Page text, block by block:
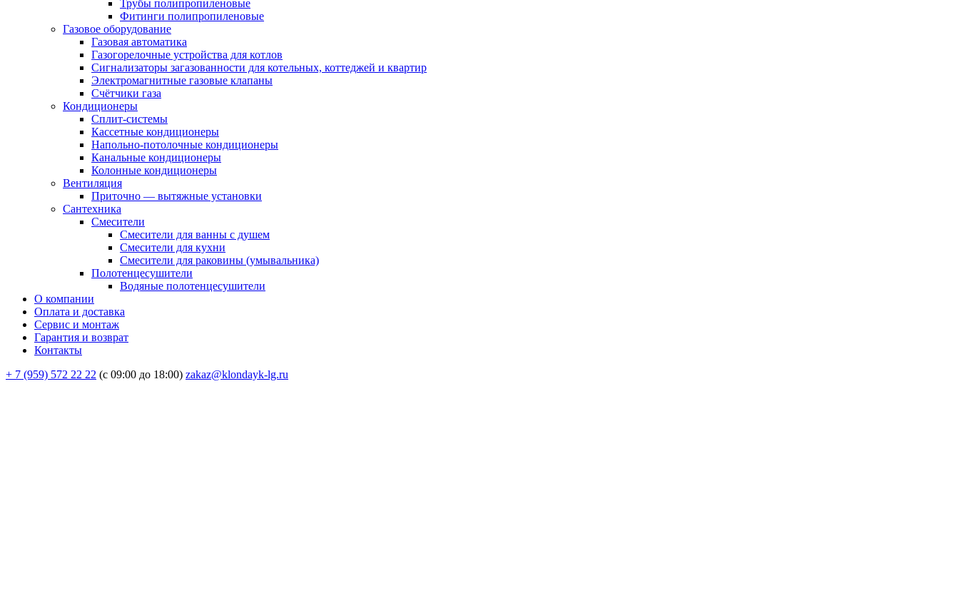
Трубы полипропиленовые
Фитинги полипропиленовые
Газовое оборудование
Газовая автоматика
Газогорелочные устройства для котлов
Сигнализаторы загазованности для котельных, коттеджей и квартир
Электромагнитные газовые клапаны
Счётчики газа
Кондиционеры
Сплит-системы
Кассетные кондиционеры
Напольно-потолочные кондиционеры
Канальные кондиционеры
Колонные кондиционеры
Вентиляция
Приточно — вытяжные установки
Сантехника
Смесители
Смесители для ванны с душем
Смесители для кухни
Смесители для раковины (умывальника)
Полотенцесушители
Водяные полотенцесушители
О компании
Оплата и доставка
Сервис и монтаж
Гарантия и возврат
Контакты
+ 7 (959) 572 22 22 (с 09:00 до 18:00) zakaz@klondayk-lg.ru